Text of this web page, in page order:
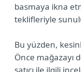
basmaya ikna
teklifleriyle
Bu yüzden,
Önce mağazayı